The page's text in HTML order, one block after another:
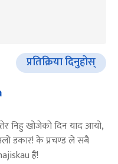
प्रतिक्रिया दिनुहोस्
निहु खोजेको दिन याद आयो,
डकार! के प्रचण्ड ले सबै
है!